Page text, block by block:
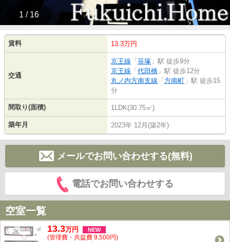
1 / 16
賃料 13.3万円
交通
京王線 「 笹塚 」駅 徒歩9分
京王線 「 代田橋 」駅 徒歩12分
丸ノ内方南支線 「 方南町 」駅 徒歩15
分
間取り(面積) 1LDK(30.75㎡)
築年月 2023年 12月(築2年)
メールでお問い合わせする(無料)
電話でお問い合わせする
空室一覧
13.3万円 NEW
(管理費・共益費 9,500円)